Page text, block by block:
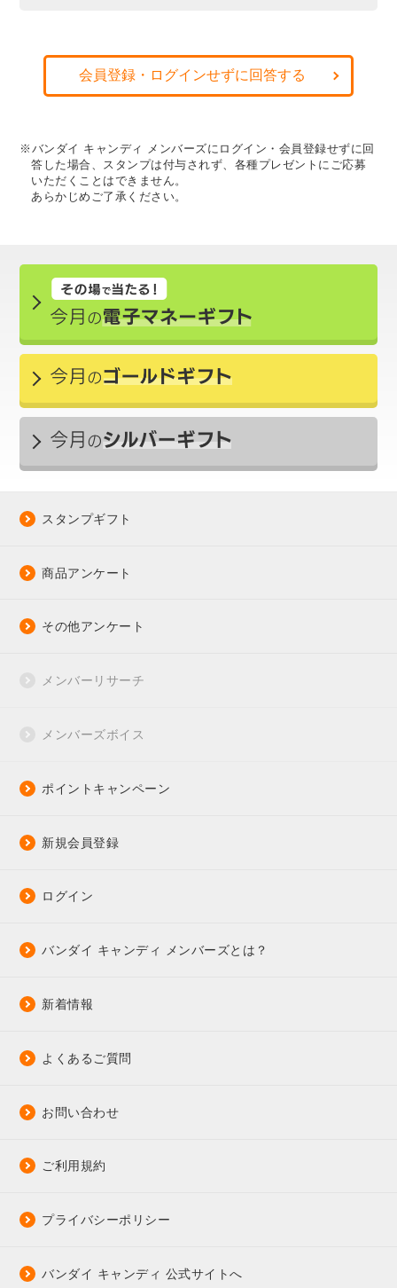
会員登録・ログインせずに回答する
※バンダイ キャンディ メンバーズにログイン・会員登録せずに回
答した場合、スタンプは付与されず、各種プレゼントにご応募
いただくことはできません。
あらかじめご了承ください。
スタンプギフト
商品アンケート
その他アンケート
メンバーリサーチ
メンバーズボイス
ポイントキャンペーン
新規会員登録
ログイン
バンダイ キャンディ メンバーズとは？
新着情報
よくあるご質問
お問い合わせ
ご利用規約
プライバシーポリシー
バンダイ キャンディ 公式サイトへ